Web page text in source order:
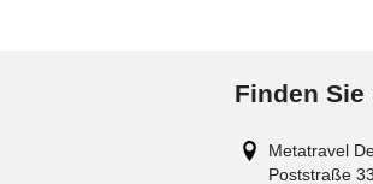
Finden Sie
Metatravel
Poststraße 33